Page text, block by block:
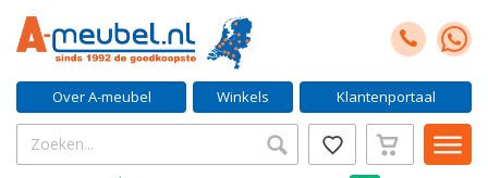
Over A-meubel Winkels Klantenportaal